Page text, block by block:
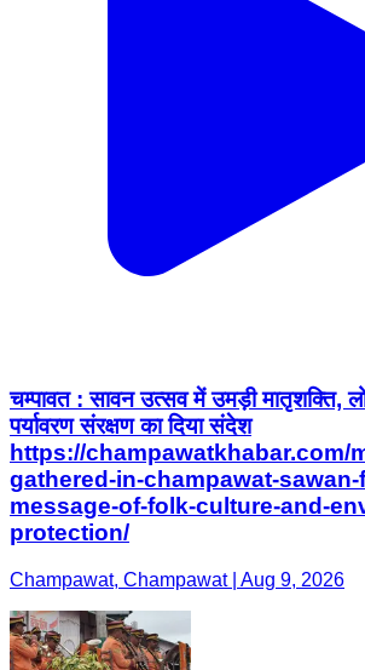
चम्पावत : सावन उत्सव में उमड़ी मातृशक्ति,
पर्यावरण संरक्षण का दिया संदेश
https://champawatkhabar.com/
gathered-in-champawat-
message-of-folk-culture-and-
protection/
Champawat, Champawat | Aug 9, 2026